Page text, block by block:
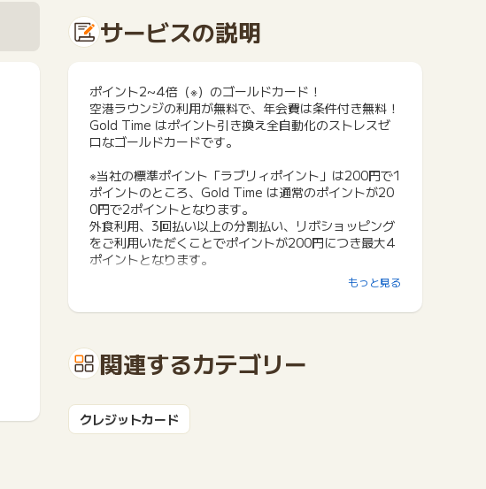
サービスの説明
ポイント2~4倍（※）のゴールドカード！
空港ラウンジの利用が無料で、年会費は条件付き無料！
Gold Time はポイント引き換え全自動化のストレスゼ
ロなゴールドカードです。
※当社の標準ポイント「ラブリィポイント」は200円で1
ポイントのところ、Gold Time は通常のポイントが20
0円で2ポイントとなります。
外食利用、3回払い以上の分割払い、リボショッピング
をご利用いただくことでポイントが200円につき最大4
ポイントとなります。
1.3ヶ月以内のカードショッピングご利用金額に応じ
ングご利用金額に応じて、Webからご応募いただいた
方にもれなくJデポ最大2,500円分をプレゼントしま
2.カードショッピング分割払いご利用額に応じて 最大3,
もっと見る
関連するカテゴリー
クレジットカード